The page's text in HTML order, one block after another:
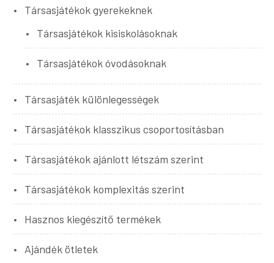
Társasjátékok gyerekeknek
Társasjátékok kisiskolásoknak
Társasjátékok óvodásoknak
Társasjáték különlegességek
Társasjátékok klasszikus csoportosításban
Társasjátékok ajánlott létszám szerint
Társasjátékok komplexitás szerint
Hasznos kiegészítő termékek
Ajándék ötletek